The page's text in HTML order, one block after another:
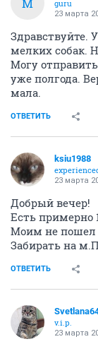
guru
23 марта
Здравствуйте.
мелких собак.
Могу
уже полгода.
мала.
ОТВЕТИТЬ
ksiu1988
23 марта
Добрый вечер!
Есть примерно
Моим не пошел
Забирать на
ОТВЕТИТЬ
v.i.p.
23 марта